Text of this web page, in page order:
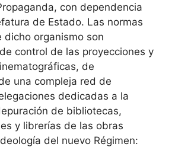
con dependencia
de Estado. Las normas
dicho organismo son
control de las proyecciones y
de
una compleja red de
dedicadas a la
de bibliotecas,
y librerías de las obras
del nuevo Régimen: